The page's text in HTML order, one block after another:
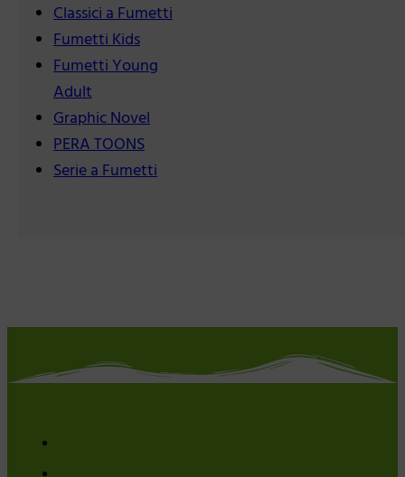
Classici a Fumetti
Fumetti Kids
Fumetti Young
Adult
Graphic Novel
PERA TOONS
Serie a Fumetti